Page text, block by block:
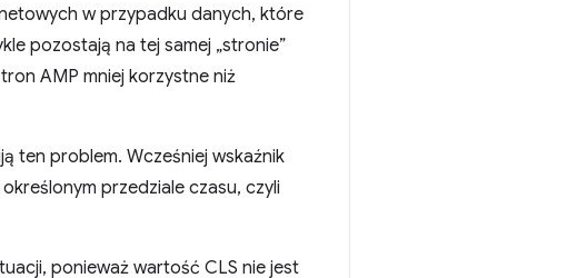
w przypadku danych, które
pozostają na tej samej „stronie”
AMP mniej korzystne niż
ten problem. Wcześniej wskaźnik
przedziale czasu, czyli
ponieważ wartość CLS nie jest